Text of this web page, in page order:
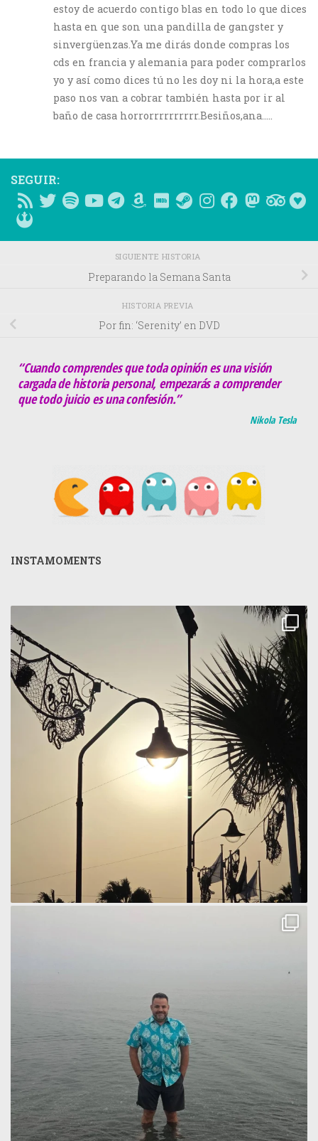
estoy de acuerdo contigo blas en todo lo que dices
hasta en que son una pandilla de gangster y
sinvergüenzas.Ya me dirás donde compras los
cds en francia y alemania para poder comprarlos
yo y así como dices tú no les doy ni la hora,a este
paso nos van a cobrar también hasta por ir al
baño de casa horrorrrrrrrrrr.Besiños,ana…..
SEGUIR:
SIGUIENTE HISTORIA
Preparando la Semana Santa
HISTORIA PREVIA
Por fin: ‘Serenity’ en DVD
“Cuando comprendes que toda opinión es una visión
cargada de historia personal, empezarás a comprender
que todo juicio es una confesión.”
Nikola Tesla
INSTAMOMENTS